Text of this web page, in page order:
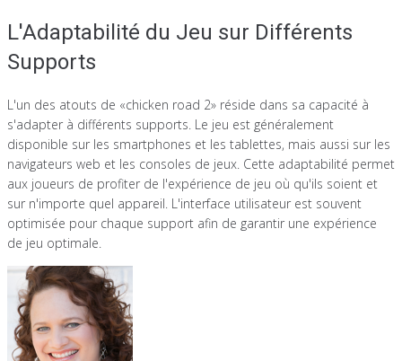
L'Adaptabilité du Jeu sur Différents
Supports
L'un des atouts de «chicken road 2» réside dans sa capacité à
s'adapter à différents supports. Le jeu est généralement
disponible sur les smartphones et les tablettes, mais aussi sur les
navigateurs web et les consoles de jeux. Cette adaptabilité permet
aux joueurs de profiter de l'expérience de jeu où qu'ils soient et
sur n'importe quel appareil. L'interface utilisateur est souvent
optimisée pour chaque support afin de garantir une expérience
de jeu optimale.